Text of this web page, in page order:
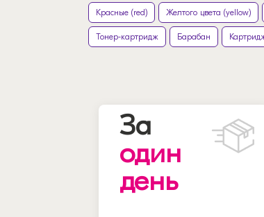
Красные (red) Желтого цвета (yellow)
Тонер-картридж Барабан
За
один
день